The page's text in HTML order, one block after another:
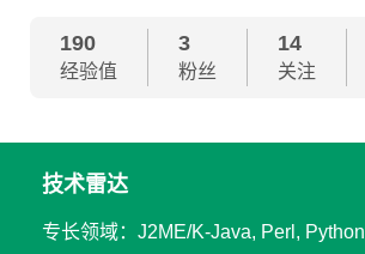
190
经验值
3
粉丝
14
关注
技术雷达
专长领域：J2ME/K-Java, Perl, Python